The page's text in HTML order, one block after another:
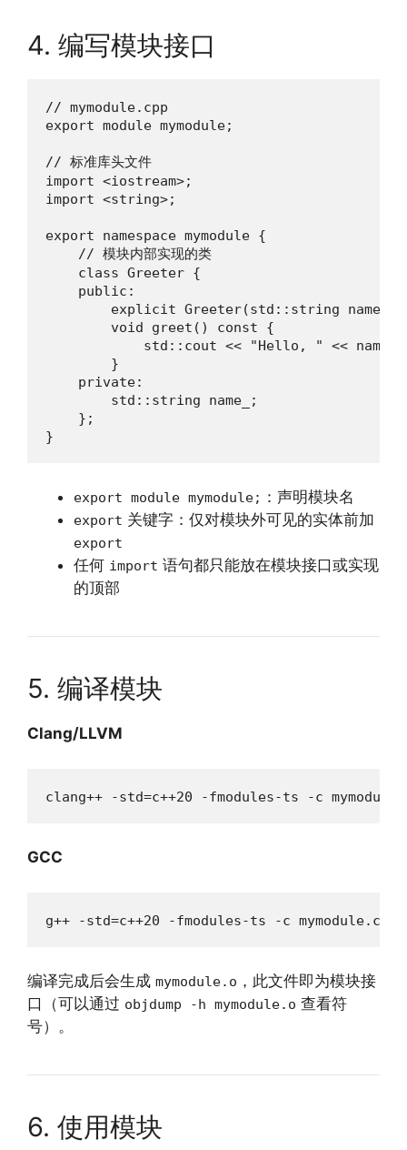
4. 编写模块接口
// mymodule.cpp
export module mymodule;
// 标准库头文件
import <iostream>;
import <string>;
export namespace mymodule {
    // 模块内部实现的类
    class Greeter {
    public:
explicit Greeter(std::string name)
        void greet() const {
std::cout << "Hello, " << name_
        }
    private:
        std::string name_;
    };
}
export module mymodule; ：声明模块名
export 关键字：仅对模块外可见的实体前加
export
任何 import 语句都只能放在模块接口或实现
的顶部
5. 编译模块
Clang/LLVM
clang++ -std=c++20 -fmodules-ts -c
GCC
g++ -std=c++20 -fmodules-ts -c mymodule.cpp
编译完成后会生成 mymodule.o ，此文件即为模块接
口（可以通过 objdump -h mymodule.o 查看符
号）。
6. 使用模块